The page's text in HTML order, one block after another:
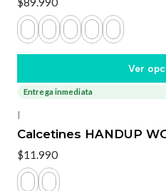
Ver
Entrega inmediata
|
Calcetines HANDUP
$11.990